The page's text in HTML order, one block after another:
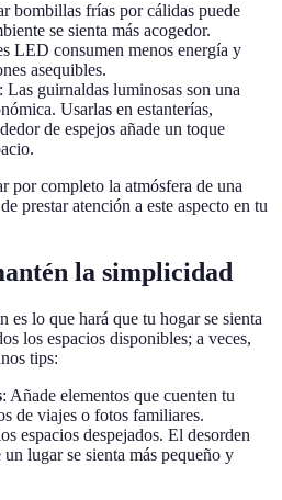
bombillas frías por cálidas puede
se sienta más acogedor.
LED consumen menos energía y
asequibles.
: Las guirnaldas luminosas son una
Usarlas en estanterías,
de espejos añade un toque
por completo la atmósfera de una
prestar atención a este aspecto en tu
la simplicidad
es lo que hará que tu hogar se sienta
los espacios disponibles; a veces,
tips:
: Añade elementos que cuenten tu
de viajes o fotos familiares.
espacios despejados. El desorden
lugar se sienta más pequeño y